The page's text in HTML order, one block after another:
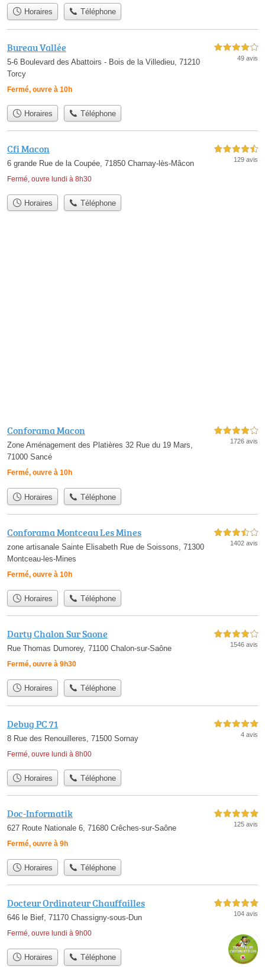
Horaires Téléphone
Bureau Vallée
5-6 Boulevard des Abattoirs - Bois de la Villedieu, 71210
Torcy
Fermé, ouvre à 10h
4,0 étoiles sur 5
49 avis
Horaires Téléphone
Cfi Macon
6 grande Rue de la Coupée, 71850 Charnay-lès-Mâcon
Fermé, ouvre lundi à 8h30
4,5 étoiles sur 5
129 avis
Horaires Téléphone
Conforama Macon
Zone Aménagement des Platières 32 Rue du 19 Mars,
71000 Sancé
Fermé, ouvre à 10h
4,0 étoiles sur 5
1726 avis
Horaires Téléphone
Conforama Montceau Les Mines
zone artisanale Sainte Elisabeth Rue de Soissons, 71300
Montceau-les-Mines
Fermé, ouvre à 10h
3,5 étoiles sur 5
1402 avis
Horaires Téléphone
Darty Chalon Sur Saone
Rue Thomas Dumorey, 71100 Chalon-sur-Saône
Fermé, ouvre à 9h30
4,0 étoiles sur 5
1546 avis
Horaires Téléphone
Debug PC 71
8 Rue des Renouilleres, 71500 Sornay
Fermé, ouvre lundi à 8h00
5,0 étoiles sur 5
4 avis
Horaires Téléphone
Doc-Informatik
627 Route Nationale 6, 71680 Crêches-sur-Saône
Fermé, ouvre à 9h
5,0 étoiles sur 5
125 avis
Horaires Téléphone
Docteur Ordinateur Chauffailles
646 le Bief, 71170 Chassigny-sous-Dun
Fermé, ouvre lundi à 9h00
5,0 étoiles sur 5
104 avis
Horaires Téléphone